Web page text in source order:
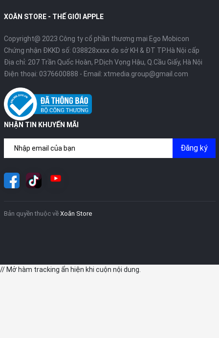
XOĂN STORE - THẾ GIỚI APPLE
Copyright@ 2023 Công ty cổ phần thương mại Ego Mobicon
Chứng nhận ĐKKD số: 038828xxxx do sở KH & ĐT TP.Hà Nội cấp
Địa chỉ: 207 Trần Quốc Hoàn, P.Dịch Vọng Hậu, Q.Cầu Giấy, Hà Nội
Điện thoại: 0376600888 - Email: xtmedia.group@gmail.com
NHẬN TIN KHUYẾN MÃI
Đăng ký
Bản quyền thuộc về Xoăn Store
// Mở hàm tracking ẩn hiện khi cuộn nội dung.